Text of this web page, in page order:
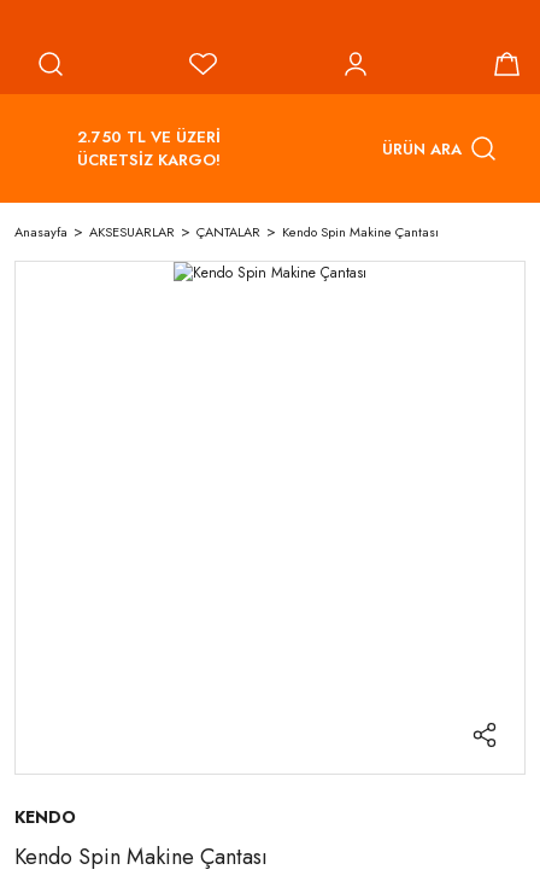
2.750 TL VE ÜZERİ
ÜCRETSİZ KARGO!
ÜRÜN ARA
Anasayfa AKSESUARLAR ÇANTALAR Kendo Spin Makine Çantası
KENDO
Kendo Spin Makine Çantası